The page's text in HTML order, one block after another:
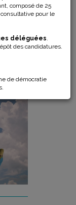
composé de 25
pour le
déléguées.
des candidatures.
de démocratie